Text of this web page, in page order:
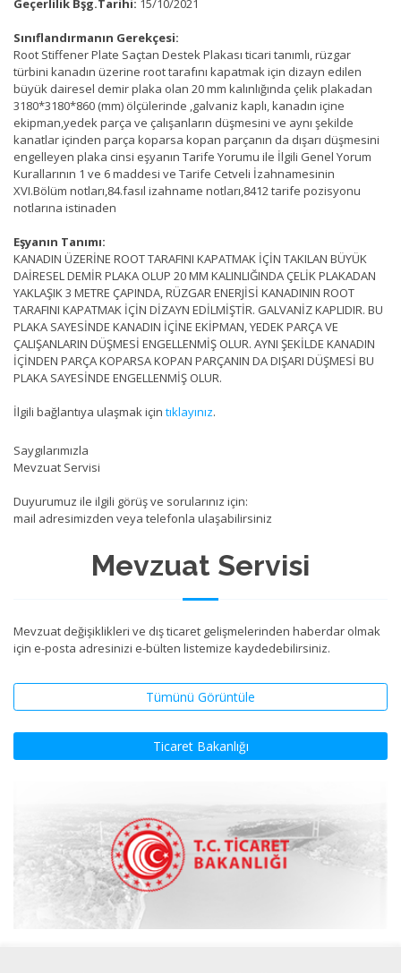
Mevzuat Servisi
Mevzuat değişiklikleri ve dış ticaret gelişmelerinden haberdar olmak
için e-posta adresinizi e-bülten listemize kaydedebilirsiniz.
Tümünü Görüntüle
Ticaret Bakanlığı
Geçerlilik Bşg.Tarihi: 15/10/2021
Sınıflandırmanın Gerekçesi:
Root Stiffener Plate Saçtan Destek Plakası ticari tanımlı, rüzgar
türbini kanadın üzerine root tarafını kapatmak için dizayn edilen
büyük dairesel demir plaka olan 20 mm kalınlığında çelik plakadan
3180*3180*860 (mm) ölçülerinde ,galvaniz kaplı, kanadın içine
ekipman,yedek parça ve çalışanların düşmesini ve aynı şekilde
kanatlar içinden parça koparsa kopan parçanın da dışarı düşmesini
engelleyen plaka cinsi eşyanın Tarife Yorumu ile İlgili Genel Yorum
Kurallarının 1 ve 6 maddesi ve Tarife Cetveli İzahnamesinin
XVI.Bölüm notları,84.fasıl izahname notları,8412 tarife pozisyonu
notlarına istinaden
Eşyanın Tanımı:
KANADIN ÜZERİNE ROOT TARAFINI KAPATMAK İÇİN TAKILAN BÜYÜK
DAİRESEL DEMİR PLAKA OLUP 20 MM KALINLIĞINDA ÇELİK PLAKADAN
YAKLAŞIK 3 METRE ÇAPINDA, RÜZGAR ENERJİSİ KANADININ ROOT
TARAFINI KAPATMAK İÇİN DİZAYN EDİLMİŞTİR. GALVANİZ KAPLIDIR. BU
PLAKA SAYESİNDE KANADIN İÇİNE EKİPMAN, YEDEK PARÇA VE
ÇALIŞANLARIN DÜŞMESİ ENGELLENMİŞ OLUR. AYNI ŞEKİLDE KANADIN
İÇİNDEN PARÇA KOPARSA KOPAN PARÇANIN DA DIŞARI DÜŞMESİ BU
PLAKA SAYESİNDE ENGELLENMİŞ OLUR.
İlgili bağlantıya ulaşmak için tıklayınız.
Saygılarımızla
Mevzuat Servisi
Duyurumuz ile ilgili görüş ve sorularınız için:
mail adresimizden veya telefonla ulaşabilirsiniz